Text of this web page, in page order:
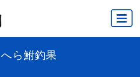
MENU
へら鮒釣果